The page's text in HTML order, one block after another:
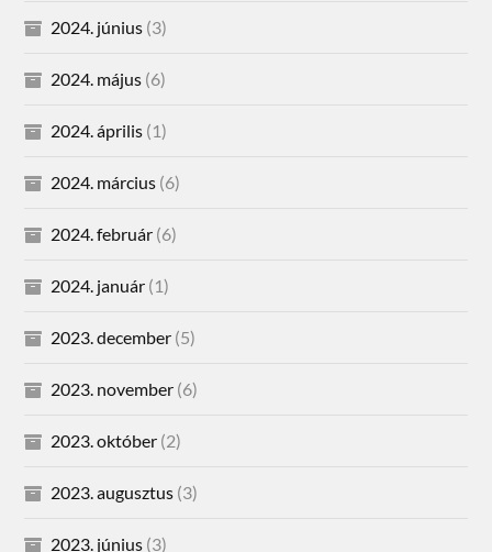
2024. június (3)
2024. május (6)
2024. április (1)
2024. március (6)
2024. február (6)
2024. január (1)
2023. december (5)
2023. november (6)
2023. október (2)
2023. augusztus (3)
2023. június (3)